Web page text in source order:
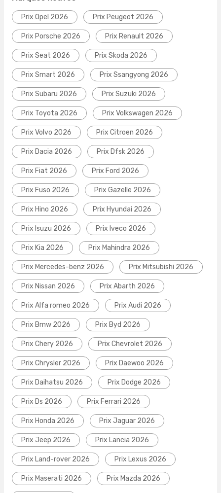
Prix Opel 2026 Prix Peugeot 2026
Prix Porsche 2026 Prix Renault 2026
Prix Seat 2026 Prix Skoda 2026
Prix Smart 2026 Prix Ssangyong 2026
Prix Subaru 2026 Prix Suzuki 2026
Prix Toyota 2026 Prix Volkswagen 2026
Prix Volvo 2026 Prix Citroen 2026
Prix Dacia 2026 Prix Dfsk 2026
Prix Fiat 2026 Prix Ford 2026
Prix Fuso 2026 Prix Gazelle 2026
Prix Hino 2026 Prix Hyundai 2026
Prix Isuzu 2026 Prix Iveco 2026
Prix Kia 2026 Prix Mahindra 2026
Prix Mercedes-benz 2026 Prix Mitsubishi 2026
Prix Nissan 2026 Prix Abarth 2026
Prix Alfa romeo 2026 Prix Audi 2026
Prix Bmw 2026 Prix Byd 2026
Prix Chery 2026 Prix Chevrolet 2026
Prix Chrysler 2026 Prix Daewoo 2026
Prix Daihatsu 2026 Prix Dodge 2026
Prix Ds 2026 Prix Ferrari 2026
Prix Honda 2026 Prix Jaguar 2026
Prix Jeep 2026 Prix Lancia 2026
Prix Land-rover 2026 Prix Lexus 2026
Prix Maserati 2026 Prix Mazda 2026